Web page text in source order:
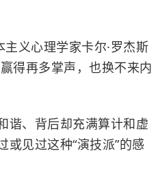
主义心理学家卡尔·罗杰斯
得再多掌声，也换不来内
谐、背后却充满算计和虚
或见过这种“演技派”的感